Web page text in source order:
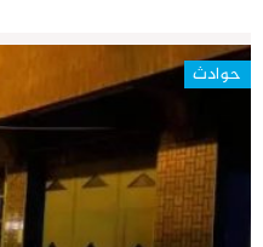
حوادث